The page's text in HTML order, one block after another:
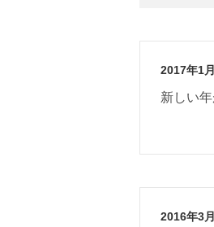
2017年1
新しい
2016年3